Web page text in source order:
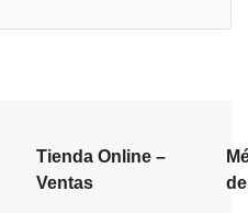
Tienda Online –
Ventas